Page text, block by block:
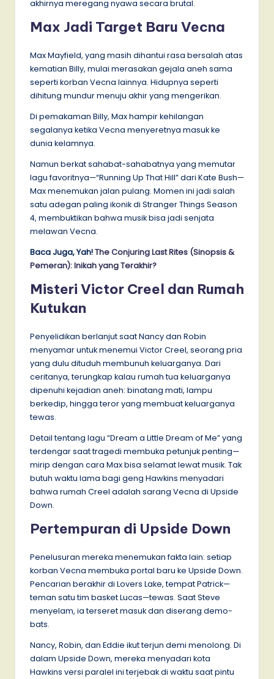
akhirnya meregang nyawa secara brutal.
Max Jadi Target Baru Vecna
Max Mayfield, yang masih dihantui rasa bersalah atas
kematian Billy, mulai merasakan gejala aneh sama
seperti korban Vecna lainnya. Hidupnya seperti
dihitung mundur menuju akhir yang mengerikan.
Di pemakaman Billy, Max hampir kehilangan
segalanya ketika Vecna menyeretnya masuk ke
dunia kelamnya.
Namun berkat sahabat-sahabatnya yang memutar
lagu favoritnya—“Running Up That Hill” dari Kate Bush—
Max menemukan jalan pulang. Momen ini jadi salah
satu adegan paling ikonik di Stranger Things Season
4, membuktikan bahwa musik bisa jadi senjata
melawan Vecna.
Baca Juga, Yah!The Conjuring Last Rites (Sinopsis &
Pemeran): Inikah yang Terakhir?
Misteri Victor Creel dan Rumah
Kutukan
Penyelidikan berlanjut saat Nancy dan Robin
menyamar untuk menemui Victor Creel, seorang pria
yang dulu dituduh membunuh keluarganya. Dari
ceritanya, terungkap kalau rumah tua keluarganya
dipenuhi kejadian aneh: binatang mati, lampu
berkedip, hingga teror yang membuat keluarganya
tewas.
Detail tentang lagu “Dream a Little Dream of Me” yang
terdengar saat tragedi membuka petunjuk penting—
mirip dengan cara Max bisa selamat lewat musik. Tak
butuh waktu lama bagi geng Hawkins menyadari
bahwa rumah Creel adalah sarang Vecna di Upside
Down.
Pertempuran di Upside Down
Penelusuran mereka menemukan fakta lain: setiap
korban Vecna membuka portal baru ke Upside Down.
Pencarian berakhir di Lovers Lake, tempat Patrick—
teman satu tim basket Lucas—tewas. Saat Steve
menyelam, ia terseret masuk dan diserang demo-
bats.
Nancy, Robin, dan Eddie ikut terjun demi menolong. Di
dalam Upside Down, mereka menyadari kota
Hawkins versi paralel ini terjebak di waktu saat pintu